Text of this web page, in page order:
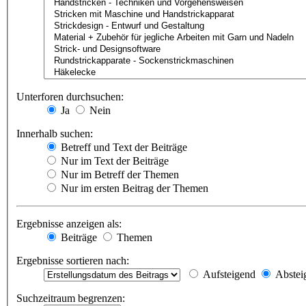
Unterforen durchsuchen:
Ja
Nein
Innerhalb suchen:
Betreff und Text der Beiträge
Nur im Text der Beiträge
Nur im Betreff der Themen
Nur im ersten Beitrag der Themen
Ergebnisse anzeigen als:
Beiträge
Themen
Ergebnisse sortieren nach:
Aufsteigend
Suchzeitraum begrenzen: